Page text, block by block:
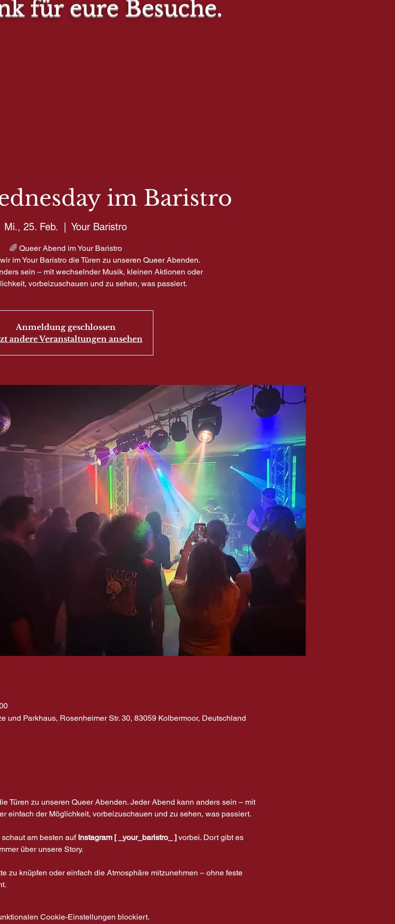
für eure Besuche.
im Baristro
Mi., 25. Feb. Your Baristro
🌈 Queer Abend im Your Baristro
im Your Baristro die Türen zu unseren Queer Abenden.
sein – mit wechselnder Musik, kleinen Aktionen oder
vorbeizuschauen und zu sehen, was passiert.
Anmeldung geschlossen
andere Veranstaltungen ansehen
und Parkhaus, Rosenheimer Str. 30, 83059 Kolbermoor, Deutschland
Türen zu unseren Queer Abenden. Jeder Abend kann anders sein – mit
einfach der Möglichkeit, vorbeizuschauen und zu sehen, was passiert.
am besten auf Instagram [ _your_baristro_ ] vorbei. Dort gibt es
über unsere Story.
zu knüpfen oder einfach die Atmosphäre mitzunehmen – ohne feste
Cookie-Einstellungen blockiert.